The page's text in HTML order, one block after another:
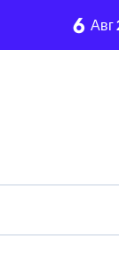
анализа
6 Авг